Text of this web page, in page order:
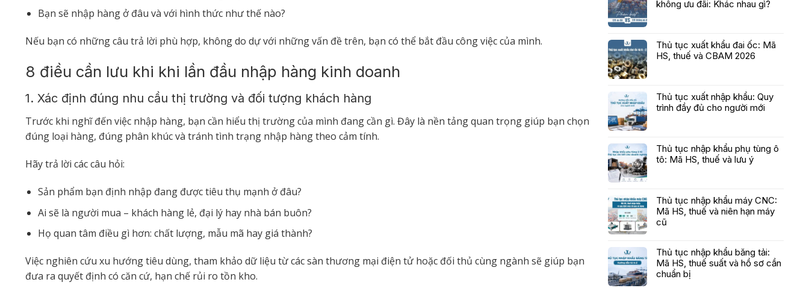
Bạn sẽ nhập hàng ở đâu và với hình thức như thế nào?
Nếu bạn có những câu trả lời phù hợp, không do dự với những vấn đề trên, bạn có thể bắt đầu công việc của mình.
8 điều cần lưu khi khi lần đầu nhập hàng kinh doanh
1. Xác định đúng nhu cầu thị trường và đối tượng khách hàng
Trước khi nghĩ đến việc nhập hàng, bạn cần hiểu thị trường của mình đang cần gì. Đây là nền tảng quan trọng giúp bạn chọn
đúng loại hàng, đúng phân khúc và tránh tình trạng nhập hàng theo cảm tính.
Hãy trả lời các câu hỏi:
Sản phẩm bạn định nhập đang được tiêu thụ mạnh ở đâu?
Ai sẽ là người mua – khách hàng lẻ, đại lý hay nhà bán buôn?
Họ quan tâm điều gì hơn: chất lượng, mẫu mã hay giá thành?
Việc nghiên cứu xu hướng tiêu dùng, tham khảo dữ liệu từ các sàn thương mại điện tử hoặc đối thủ cùng ngành sẽ giúp bạn
đưa ra quyết định có căn cứ, hạn chế rủi ro tồn kho.
không ưu đãi: Khác nhau gì?
Thủ tục xuất khẩu đai ốc: Mã
HS, thuế và CBAM 2026
Thủ tục xuất nhập khẩu: Quy
trình đầy đủ cho người mới
Thủ tục nhập khẩu phụ tùng ô
tô: Mã HS, thuế và lưu ý
Thủ tục nhập khẩu máy CNC:
Mã HS, thuế và niên hạn máy
cũ
Thủ tục nhập khẩu băng tải:
Mã HS, thuế suất và hồ sơ cần
chuẩn bị